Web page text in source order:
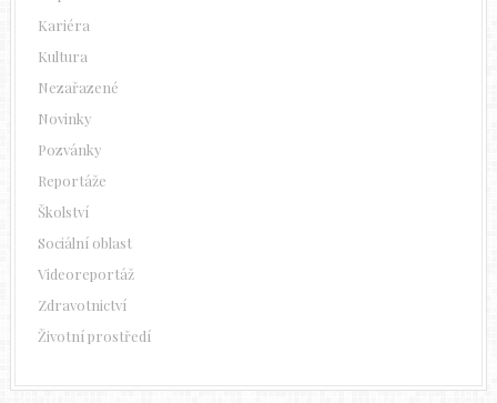
Kariéra
Kultura
Nezařazené
Novinky
Pozvánky
Reportáže
Školství
Sociální oblast
Videoreportáž
Zdravotnictví
Životní prostředí